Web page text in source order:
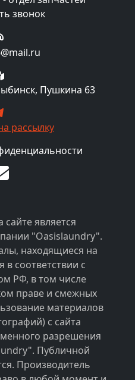
звонок
Пушкина 63
рассылку
является
"Oasislaundry".
находящиеся на
в соответствии с
РФ, в том числе
праве и смежных
материалов
с сайта
разрешения
Публичной
Производитель